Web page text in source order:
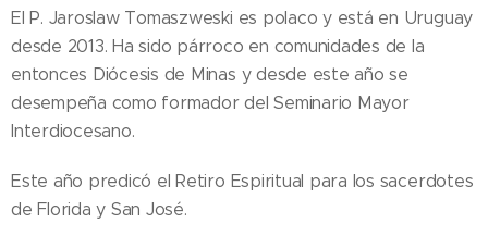
El P. Jaroslaw Tomaszweski es polaco y está en Uruguay
desde 2013. Ha sido párroco en comunidades de la
entonces Diócesis de Minas y desde este año se
desempeña como formador del Seminario Mayor
Interdiocesano.
Este año predicó el Retiro Espiritual para los sacerdotes
de Florida y San José.